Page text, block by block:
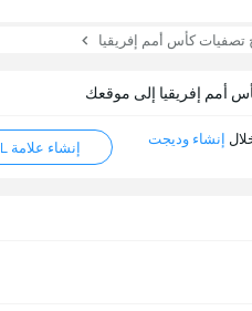
تصفيات كأس أمم إفريقيا
أمم إفريقيا إلى موقعك
إنشاء وديجت
إنشاء علامة HTML